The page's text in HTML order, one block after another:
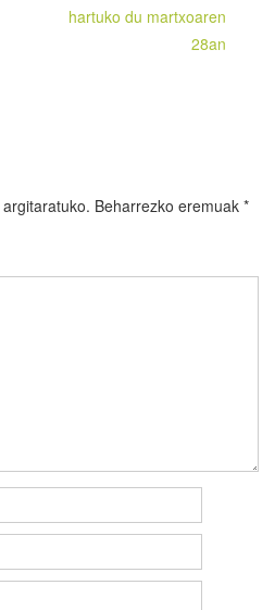
hartuko du martxoaren
28an
Beharrezko eremuak *